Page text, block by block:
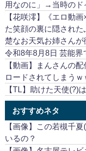
用なのに」→当時のド
【花咲澪】《エロ動
た笑顔の裏に隠され
楚なお天気お姉さんが
令和8年8月8日 芸能
【動画】まんさんの
ロードされてしまう
【TL】助けた天使(?)
おすすめネタ
【画像】この若槻千
いるの？